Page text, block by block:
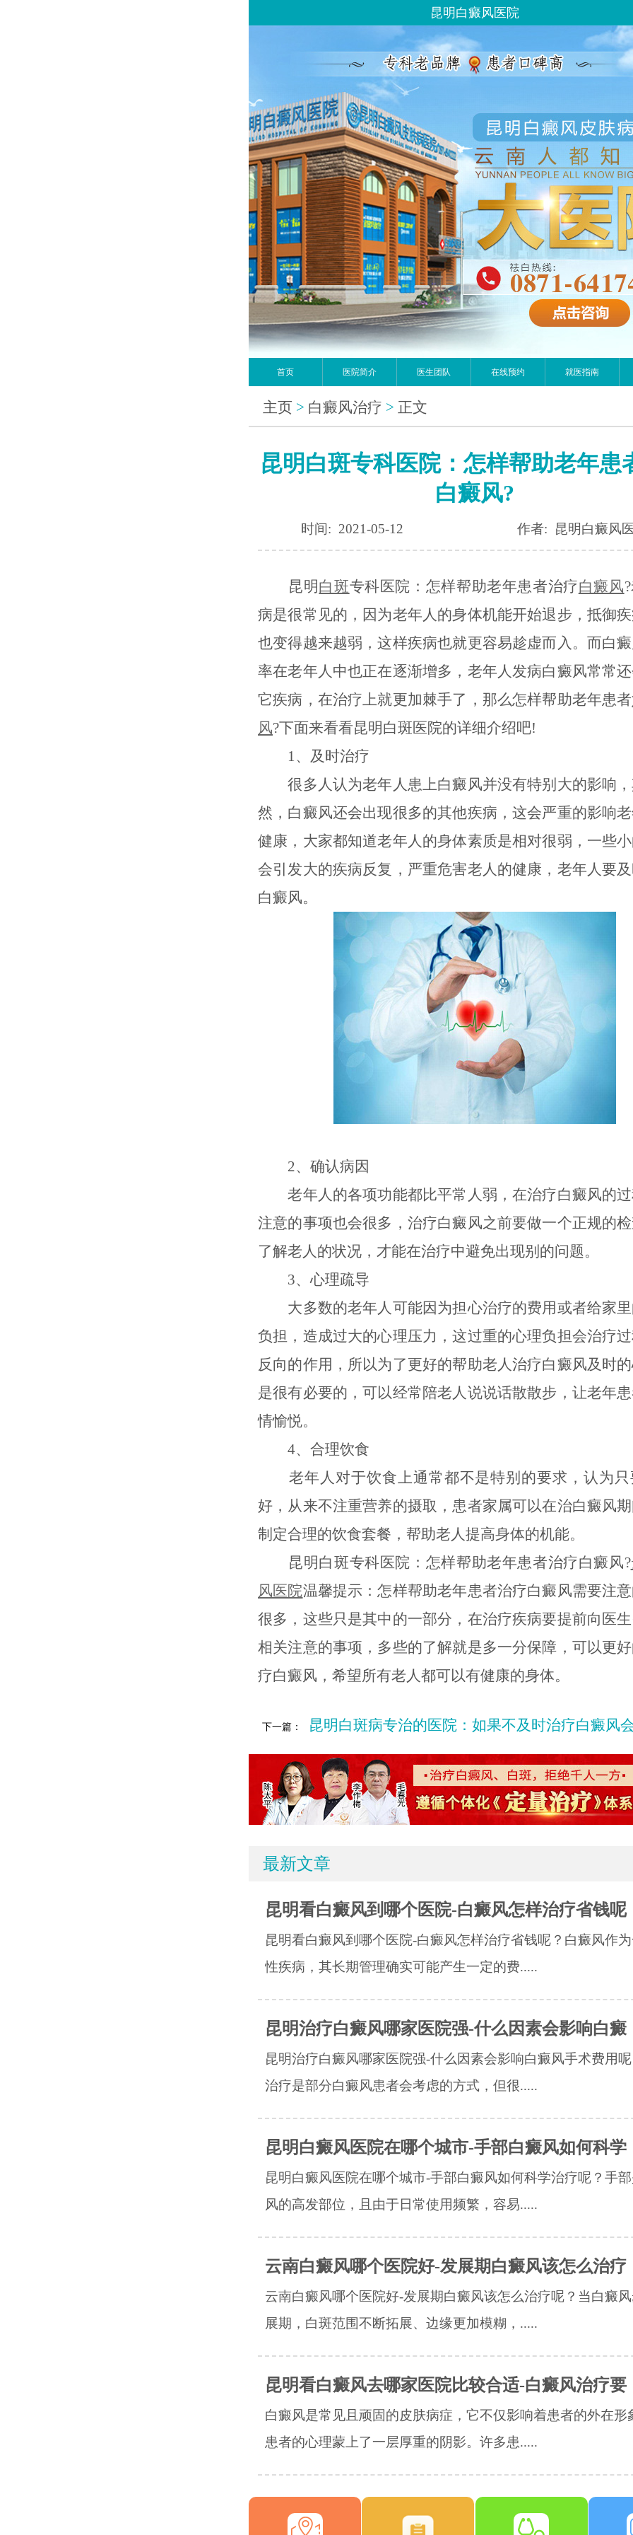
昆明白癜风医院
首页 医院简介 医生团队 在线预约 就医指南
主页 > 白癜风治疗 > 正文
昆明白斑专科医院：怎样帮助老年患
白癜风?
时间: 2021-05-12 作者: 昆明白癜风
昆明白斑专科医院：怎样帮助老年患者治疗白癜风
病是很常见的，因为老年人的身体机能开始退步，抵御
也变得越来越弱，这样疾病也就更容易趁虚而入。而白
率在老年人中也正在逐渐增多，老年人发病白癜风常常
它疾病，在治疗上就更加棘手了，那么怎样帮助老年患者
风?下面来看看昆明白斑医院的详细介绍吧!
1、及时治疗
很多人认为老年人患上白癜风并没有特别大的影响，
然，白癜风还会出现很多的其他疾病，这会严重的影响
健康，大家都知道老年人的身体素质是相对很弱，一些
会引发大的疾病反复，严重危害老人的健康，老年人要
白癜风。
2、确认病因
老年人的各项功能都比平常人弱，在治疗白癜风的过
注意的事项也会很多，治疗白癜风之前要做一个正规的
了解老人的状况，才能在治疗中避免出现别的问题。
3、心理疏导
大多数的老年人可能因为担心治疗的费用或者给家里
负担，造成过大的心理压力，这过重的心理负担会治疗过
反向的作用，所以为了更好的帮助老人治疗白癜风及时
是很有必要的，可以经常陪老人说说话散散步，让老年
情愉悦。
4、合理饮食
老年人对于饮食上通常都不是特别的要求，认为只
好，从来不注重营养的摄取，患者家属可以在治白癜风
制定合理的饮食套餐，帮助老人提高身体的机能。
昆明白斑专科医院：怎样帮助老年患者治疗白癜风?
风医院温馨提示：怎样帮助老年患者治疗白癜风需要注
很多，这些只是其中的一部分，在治疗疾病要提前向医
相关注意的事项，多些的了解就是多一分保障，可以更
疗白癜风，希望所有老人都可以有健康的身体。
下一篇： 昆明白斑病专治的医院：如果不及时治疗白癜风
最新文章
昆明看白癜风到哪个医院-白癜风怎样治疗省钱呢
昆明看白癜风到哪个医院-白癜风怎样治疗省钱呢？白癜风作
性疾病，其长期管理确实可能产生一定的费.....
昆明治疗白癜风哪家医院强-什么因素会影响白癜
昆明治疗白癜风哪家医院强-什么因素会影响白癜风手术费用
治疗是部分白癜风患者会考虑的方式，但很.....
昆明白癜风医院在哪个城市-手部白癜风如何科学
昆明白癜风医院在哪个城市-手部白癜风如何科学治疗呢？手
风的高发部位，且由于日常使用频繁，容易.....
云南白癜风哪个医院好-发展期白癜风该怎么治疗
云南白癜风哪个医院好-发展期白癜风该怎么治疗呢？当白癜
展期，白斑范围不断拓展、边缘更加模糊，.....
昆明看白癜风去哪家医院比较合适-白癜风治疗要
白癜风是常见且顽固的皮肤病症，它不仅影响着患者的外在形
患者的心理蒙上了一层厚重的阴影。许多患.....